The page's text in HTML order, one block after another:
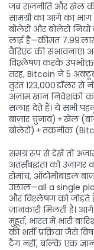
जब राजनीति और खेल
सामग्री का आगे का
बोलेरो और बोलेरो
लाई है—कीमत 7.99
वैरिएंट की
विश्लेषण करके
तरह, Bitcoin ने 5
तुरंत 123,000 डॉलर से
अज़ाम खान निवेशकों
सलाह देते हैं। ये सभी
बाज़ार चुनाव) + खेल
बोलेरो) + तकनीक
समग्र रूप से देखें तो
अंतर्संबद्धता को
रोमांच, ऑटोमोबाइल
उछाल—all a single
और विश्लेषण को जोड़ते
जानकारी मिलती है।
मुहूर्त, भारत में भारी
की भर्ती प्रक्रिया जैसे
टैग नहीं, बल्कि एक